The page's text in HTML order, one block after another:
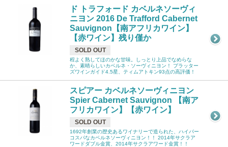
ド トラフォード カベルネソーヴィ
ニヨン 2016 De Trafford Cabernet
Sauvignon【南アフリカワイン】
【赤ワイン】残り僅か
SOLD OUT
程よく熟してほのかな甘味。しっとり上品でなめらな
か、素晴らしいカベルネ・ソーヴィニヨン！ プラッター
ズワインガイド4.5星、ティムアトキン93点の高評価！
スピアー カベルネソーヴィニヨン
Spier Cabernet Sauvignon 【南ア
フリカワイン】【赤ワイン】
SOLD OUT
1692年創業の歴史あるワイナリーで造られた、ハイパー
コスパなカベルネソーヴィニヨン！！ 2014年サクラア
ワードダブル金賞、2014年サクラアワード金賞！！